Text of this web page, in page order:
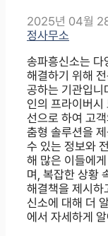
2025년 04월
정사무소
송파흥신소는 다
해결하기 위해
공하는 기관입니
인의 프라이버시
선으로 하여 고
춤형 솔루션을
수 있는 정보와
해 많은 이들에
며, 복잡한 상황
해결책을 제시하
신소에 대해 더
에서 자세하게